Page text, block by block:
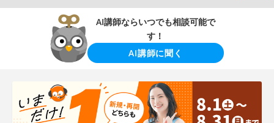
AI講師ならいつでも相談可能で
す！
AI講師に聞く